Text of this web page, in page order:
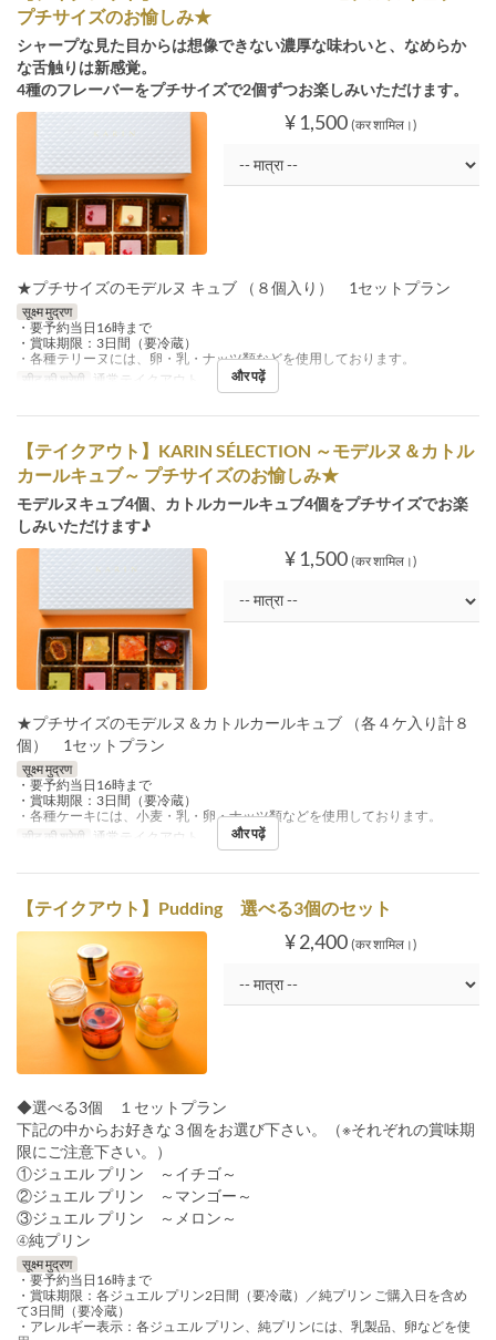
プチサイズのお愉しみ★
シャープな見た目からは想像できない濃厚な味わいと、なめらか
な舌触りは新感覚。
4種のフレーバーをプチサイズで2個ずつお楽しみいただけます。
¥ 1,500 (कर शामिल।)
★プチサイズのモデルヌ キュブ （８個入り） 1セットプラン
सूक्ष्म मुद्रण
・要予約当日16時まで
・賞味期限：3日間（要冷蔵）
・各種テリーヌには、卵・乳・ナッツ類などを使用しております。
सीट की श्रेणी 通常テイクアウト और पढ़ें
【テイクアウト】KARIN SÉLECTION ～モデルヌ＆カトル
カールキュブ～ プチサイズのお愉しみ★
モデルヌキュブ4個、カトルカールキュブ4個をプチサイズでお楽
しみいただけます♪
¥ 1,500 (कर शामिल।)
★プチサイズのモデルヌ＆カトルカールキュブ （各４ケ入り計８
個） 1セットプラン
सूक्ष्म मुद्रण
・要予約当日16時まで
・賞味期限：3日間（要冷蔵）
・各種ケーキには、小麦・乳・卵・ナッツ類などを使用しております。
सीट की श्रेणी 通常テイクアウト और पढ़ें
【テイクアウト】Pudding 選べる3個のセット
¥ 2,400 (कर शामिल।)
◆選べる3個 １セットプラン
下記の中からお好きな３個をお選び下さい。（※それぞれの賞味期
限にご注意下さい。）
①ジュエル プリン ～イチゴ～
②ジュエル プリン ～マンゴー～
③ジュエル プリン ～メロン～
④純プリン
सूक्ष्म मुद्रण
・要予約当日16時まで
・賞味期限：各ジュエル プリン2日間（要冷蔵）／純プリン ご購入日を含め
て3日間（要冷蔵）
・アレルギー表示：各ジュエル プリン、純プリンには、乳製品、卵などを使